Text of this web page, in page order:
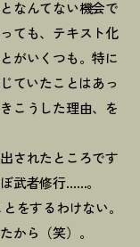
なんてない機会で
ても、テキスト化
がいくつも。特に
ていたことはあっ
こうした理由、を
されたところです
武者修行……。
をするわけない。
から（笑）。